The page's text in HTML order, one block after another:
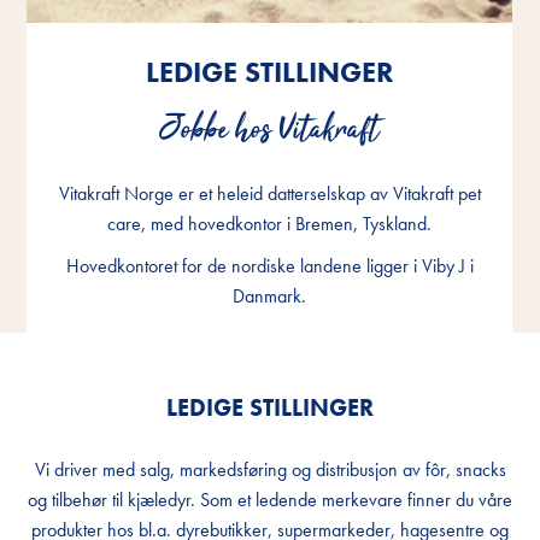
LEDIGE STILLINGER
Jobbe hos Vitakraft
Vitakraft Norge er et heleid datterselskap av Vitakraft pet
care, med hovedkontor i Bremen, Tyskland.
Hovedkontoret for de nordiske landene ligger i Viby J i
Danmark.
LEDIGE STILLINGER
Jobbe hos Vitakraft
Vitakraft Norge er et heleid datterselskap av Vitakraft pet
care, med hovedkontor i Bremen, Tyskland.
Hovedkontoret for de nordiske landene ligger i Viby J i
Danmark.
LEDIGE STILLINGER
Jobbe hos Vitakraft
Vitakraft Norge er et heleid datterselskap av Vitakraft pet
care, med hovedkontor i Bremen, Tyskland.
Hovedkontoret for de nordiske landene ligger i Viby J i
Danmark.
LEDIGE STILLINGER
Vi driver med salg, markedsføring og distribusjon av fôr, snacks
og tilbehør til kjæledyr. Som et ledende merkevare finner du våre
produkter hos bl.a. dyrebutikker, supermarkeder, hagesentre og